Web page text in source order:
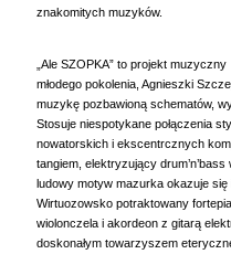
znakomitych muzyków.
„Ale SZOPKA” to projekt
młodego pokolenia, Agnieszki
muzykę pozbawioną schematów,
Stosuje niespotykane połączenia
nowatorskich i ekscentrcznych
tangiem, elektryzujący
ludowy motyw mazurka okazuje
Wirtuozowsko potraktowany
wiolonczela i akordeon z gitarą
doskonałym towarzyszem